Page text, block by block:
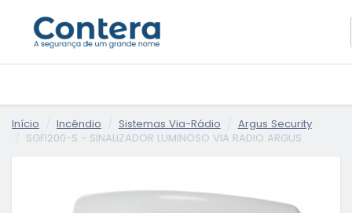
Início Incêndio Sistemas Via-Rádio
Argus Security
SGFI200-S - SINALIZADOR LUMINOSO VIA RADIO ARGUS